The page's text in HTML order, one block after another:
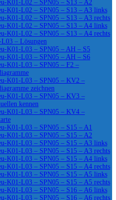
K01-L02 – SPN05 – S13 – A2
K01-L02 – SPN05 – S13 – A3 links
K01-L02 – SPN05 – S13 – A3 rechts
K01-L02 – SPN05 – S13 – A4 links
K01-L02 – SPN05 – S13 – A4 rechts
– Lösungen
K01-L03 – SPN05 – AH – S5
K01-L03 – SPN05 – AH – S6
K01-L03 – SPN05 – F2 –
K01-L03 – SPN05 – KV2 –
zeichnen
K01-L03 – SPN05 – KV3 –
kennen
K01-L03 – SPN05 – KV4 –
K01-L03 – SPN05 – S15 – A1
K01-L03 – SPN05 – S15 – A2
K01-L03 – SPN05 – S15 – A3 links
K01-L03 – SPN05 – S15 – A3 rechts
K01-L03 – SPN05 – S15 – A4 links
K01-L03 – SPN05 – S15 – A4 rechts
K01-L03 – SPN05 – S15 – A5 links
K01-L03 – SPN05 – S15 – A5 rechts
K01-L03 – SPN05 – S16 – A6 links
K01-L03 – SPN05 – S16 – A6 rechts